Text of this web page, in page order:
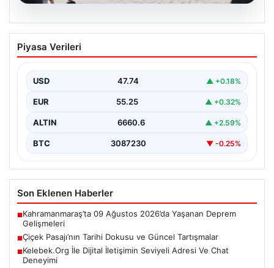
08.08.2026
Çiçek Pasajı’nın Tarihi Dokusu ve
Güncel Tartışmalar
son günlerde ön cephesine yerleştirilen renkli tabela…
Piyasa Verileri
USD 47.74 ▲ +0.18%
EUR 55.25 ▲ +0.32%
ALTIN 6660.6 ▲ +2.59%
BTC 3087230 ▼ -0.25%
Son Eklenen Haberler
■Kahramanmaraş’ta 09 Ağustos 2026’da Yaşanan Deprem
Gelişmeleri
■Çiçek Pasajı’nın Tarihi Dokusu ve Güncel Tartışmalar
■Kelebek.Org İle Dijital İletişimin Seviyeli Adresi Ve Chat
Deneyimi